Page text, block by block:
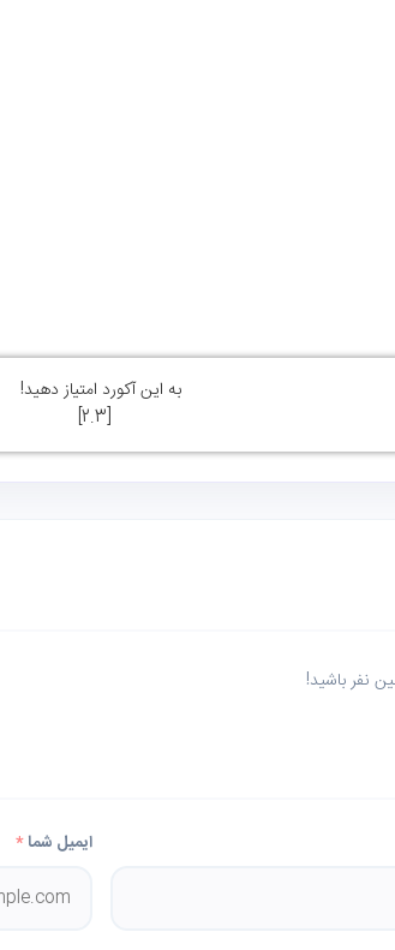
به این آکورد امتیاز دهید!
[
2.3
]
نفر باشید!
ایمیل شما*